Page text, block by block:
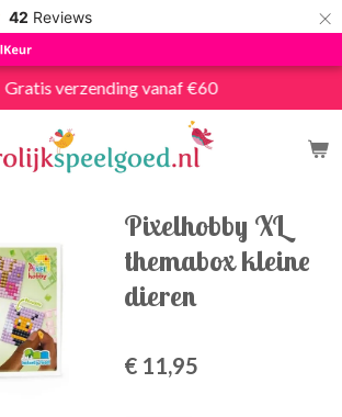
42 Reviews ×
Gratis verzending vanaf €60
Pixelhobby XL
themabox kleine
dieren
€ 11,95